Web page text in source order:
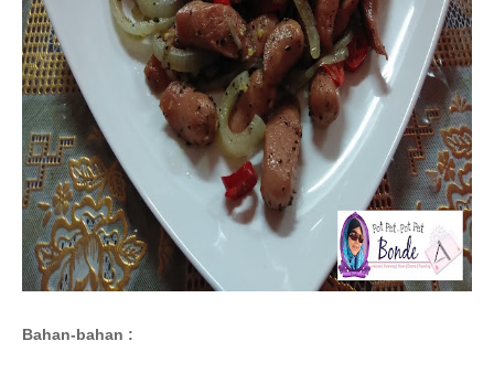
Bahan-bahan :